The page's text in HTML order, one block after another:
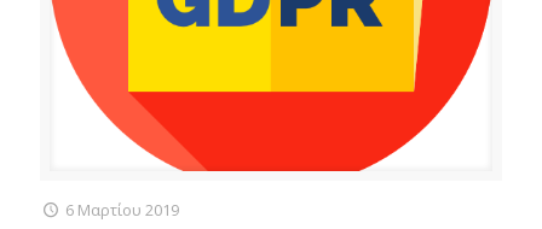
6 Μαρτίου 2019